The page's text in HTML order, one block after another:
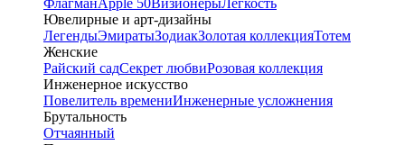
ФлагманApple 50ВизионерыЛегкость
Ювелирные и арт-дизайны
ЛегендыЭмиратыЗодиакЗолотая коллекцияТотем
Женские
Райский садСекрет любвиРозовая коллекция
Инженерное искусство
Повелитель времениИнженерные усложнения
Брутальность
Отчаянный